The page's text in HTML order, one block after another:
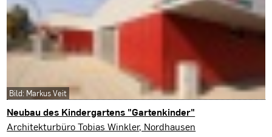
Neubau des Kindergartens "Gartenkinder"
Bleicherode
Architekturbüro Tobias Winkler, Nordhausen
Bild: Markus Veit